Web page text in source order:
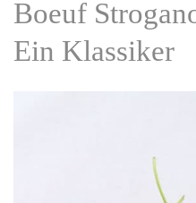
Boeuf
Ein Klassiker